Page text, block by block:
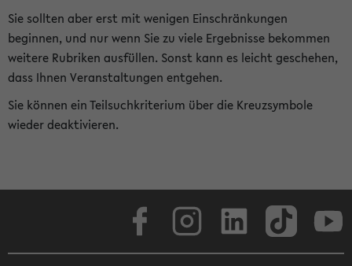
Sie sollten aber erst mit wenigen Einschränkungen
beginnen, und nur wenn Sie zu viele Ergebnisse bekommen
weitere Rubriken ausfüllen. Sonst kann es leicht geschehen,
dass Ihnen Veranstaltungen entgehen.
Sie können ein Teilsuchkriterium über die Kreuzsymbole
wieder deaktivieren.